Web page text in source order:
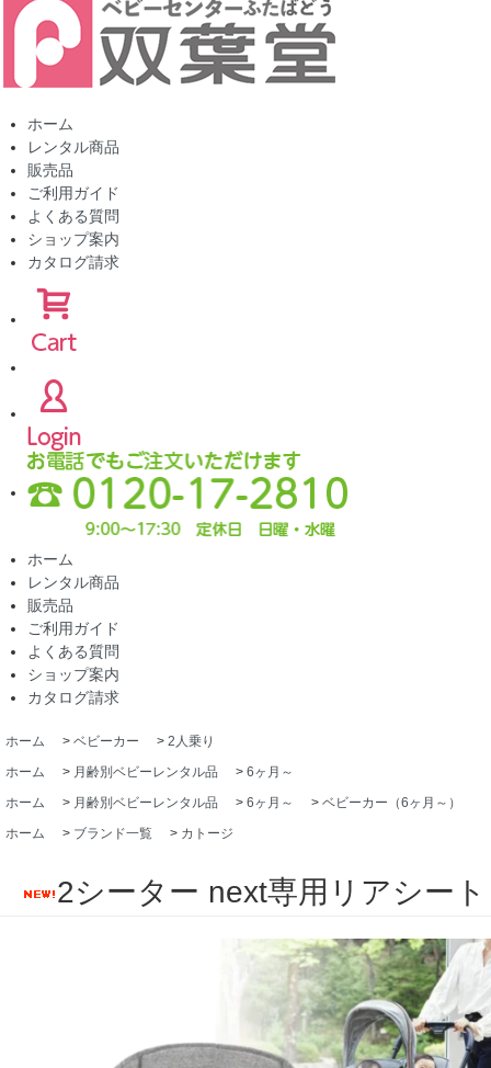
ホーム
レンタル商品
販売品
ご利用ガイド
よくある質問
ショップ案内
カタログ請求
ホーム
レンタル商品
販売品
ご利用ガイド
よくある質問
ショップ案内
カタログ請求
ホーム > ベビーカー > 2人乗り
ホーム
> 月齢別ベビーレンタル品 > 6ヶ月～
ホーム
> 月齢別ベビーレンタル品 > 6ヶ月～ > ベビーカー（6ヶ月～）
ホーム
> ブランド一覧 > カトージ
2シーター next専用リアシート